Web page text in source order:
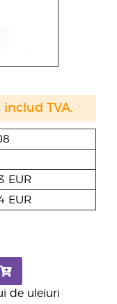
de uleiuri
EUR
EUR
TVA.